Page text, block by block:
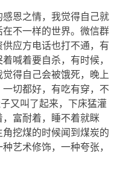
恩之情，我觉得自己就
不一样的世界。微信群
应方电话也打不通，有
喊着要自杀，有时候，
得自己会被饿死，晚上
切都好，有吃有穿，不
又叫了起来，下床猛灌
富耐着，睡不着就眯
挖煤的时候闻到煤炭的
艺术修饰，一种夸张，